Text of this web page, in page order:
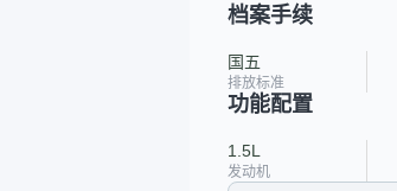
档案手续
国五
排放标准
功能配置
1.5L
发动机